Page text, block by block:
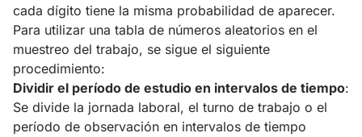
cada dígito tiene la misma probabilidad de aparecer.
Para utilizar una tabla de números aleatorios en el
muestreo del trabajo, se sigue el siguiente
procedimiento:
Dividir el período de estudio en intervalos de tiempo:
Se divide la jornada laboral, el turno de trabajo o el
período de observación en intervalos de tiempo